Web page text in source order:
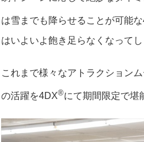
は雪までも降らせることが可能
はいよいよ飽き足らなくなって
これまで様々なアトラクション
の活躍を4DX®︎にて期間限定で堪